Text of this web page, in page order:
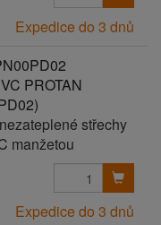
Expedice do 3 dnů
PROTAN
střechy
manžetou
Expedice do 3 dnů